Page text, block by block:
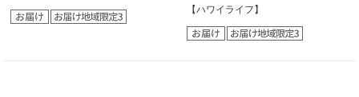
【ハワイライフ】